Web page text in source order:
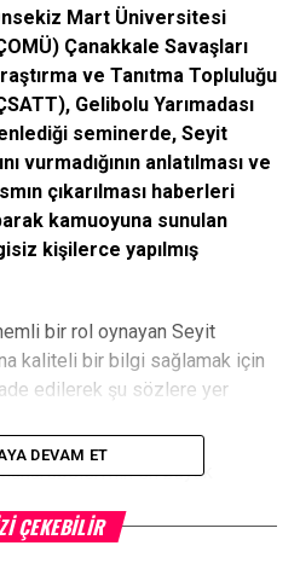
Mart Üniversitesi
Çanakkale Savaşları
ve Tanıtma Topluluğu
Gelibolu Yarımadası
seminerde, Seyit
vurmadığının anlatılması ve
çıkarılması haberleri
kamuoyuna sunulan
kişilerce yapılmış
bir rol oynayan Seyit
kaliteli bir bilgi sağlamak için
edilerek şu sözlere yer
en büyük
ve yanlış haberlerden dolayı
DEVAM ET
ÇEKEBILIR